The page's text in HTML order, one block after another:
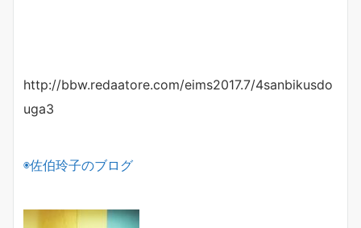
http://bbw.redaatore.com/eims2017.7/4sanbikusdo
uga3
◉佐伯玲子のブログ